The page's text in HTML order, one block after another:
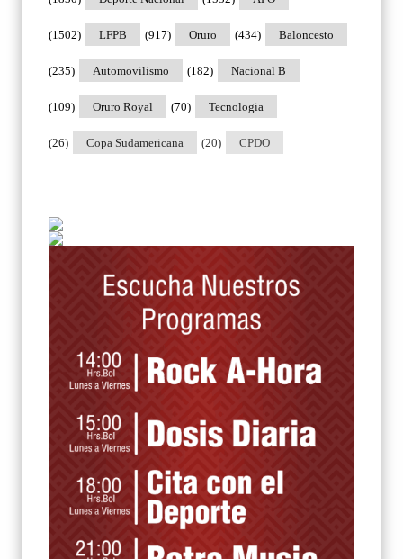
LFPB
(1502) Oruro
(917) Baloncesto
(434)
Automovilismo
(235) Nacional B
(182)
Oruro Royal
(109) Tecnologia
(70)
Copa Sudamericana
(26) CPDO
(20)